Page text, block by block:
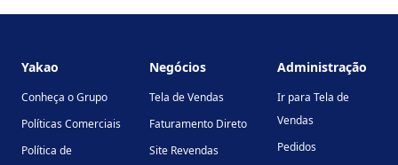
Yakao
Conheça o Grupo
Políticas Comerciais
Política de
Negócios
Tela de Vendas
Faturamento Direto
Site Revendas
Administração
Ir para Tela de
Vendas
Pedidos